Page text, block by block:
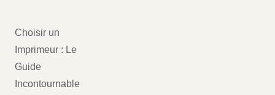
Choisir un
Imprimeur : Le
Guide
Incontournable